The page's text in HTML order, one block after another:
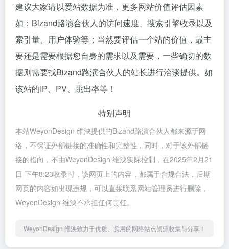
建议大家请以爱站数据为准，更多网站价值评估因素
如：Bizand路演合伙人的访问速度、搜索引擎收录以及
索引量、用户体验等；当然要评估一个站的价值，最主
要还是需要根据您自身的需求以及需要，一些确切的数
据则需要找Bizand路演合伙人的站长进行洽谈提供。如
该站的IP、PV、跳出率等！
特别声明
本站WeyonDesign 维泱提供的Bizand路演合伙人都来源于网
络，不保证外部链接的准确性和完整性，同时，对于该外部链
接的指向，不由WeyonDesign 维泱实际控制，在2025年2月21
日 下午8:23收录时，该网页上的内容，都属于合规合法，后期
网页的内容如出现违规，可以直接联系网站管理员进行删除，
WeyonDesign 维泱不承担任何责任。
WeyonDesign 维泱致力于优质、实用的网络站点资源收集与分享！